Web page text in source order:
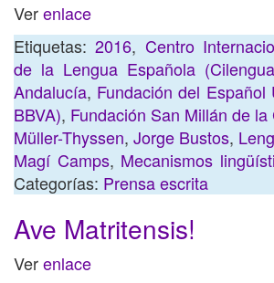
Verenlace
Etiquetas:2016, Centro
de la Lengua Española
Andalucía, Fundación del Español
BBVA), Fundación San Millán de la
Müller-Thyssen, Jorge Bustos,
Magí Camps, Mecanismos
Categorías: Prensa escrita
Ave Matritensis!
Verenlace